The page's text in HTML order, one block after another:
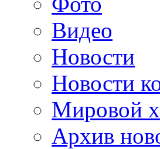
Видео
Новости
Новости
Мировой
Архив